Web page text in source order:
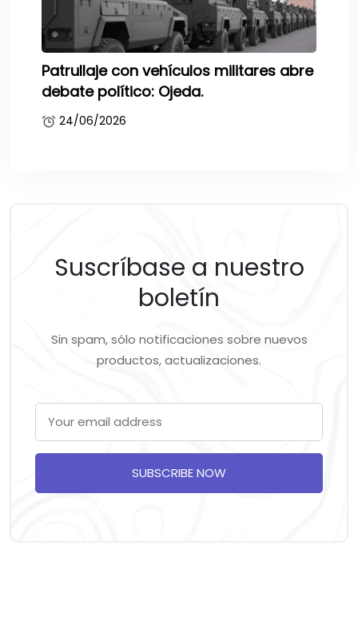
Patrullaje con vehículos militares abre
debate político: Ojeda.
24/06/2026
Suscríbase a nuestro
boletín
Sin spam, sólo notificaciones sobre nuevos
productos, actualizaciones.
SUBSCRIBE NOW